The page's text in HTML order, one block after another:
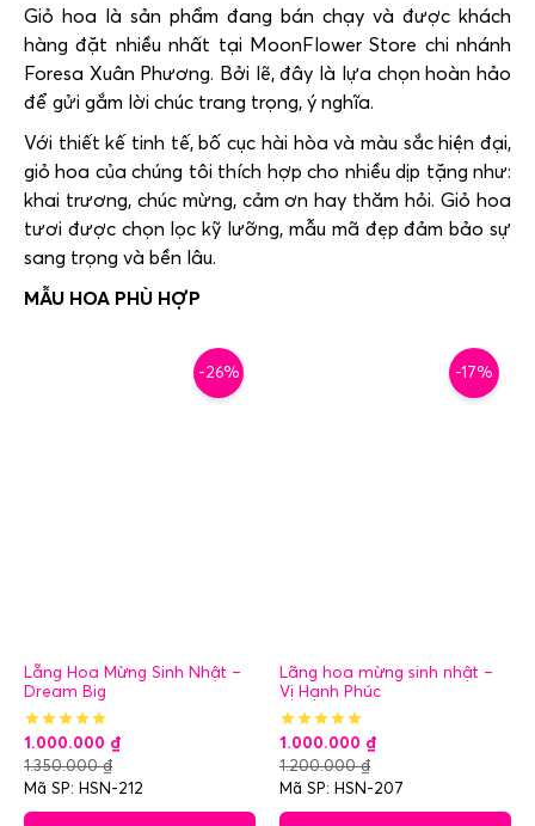
Giỏ hoa là sản phẩm đang bán chạy và được khách
hàng đặt nhiều nhất tại MoonFlower Store chi nhánh
Foresa Xuân Phương. Bởi lẽ, đây là lựa chọn hoàn hảo
để gửi gắm lời chúc trang trọng, ý nghĩa.
Với thiết kế tinh tế, bố cục hài hòa và màu sắc hiện đại,
giỏ hoa của chúng tôi thích hợp cho nhiều dịp tặng như:
khai trương, chúc mừng, cảm ơn hay thăm hỏi. Giỏ hoa
tươi được chọn lọc kỹ lưỡng, mẫu mã đẹp đảm bảo sự
sang trọng và bền lâu.
-26%
Lẵng Hoa Mừng Sinh Nhật –
Dream Big
1.000.000 ₫
1.350.000₫
Mã SP: HSN-212
-17%
Lãng hoa mừng sinh nhật –
Vị Hạnh Phúc
1.000.000 ₫
1.200.000₫
Mã SP: HSN-207